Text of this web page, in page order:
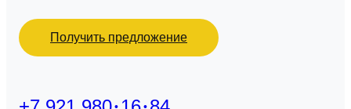
Получить предложение